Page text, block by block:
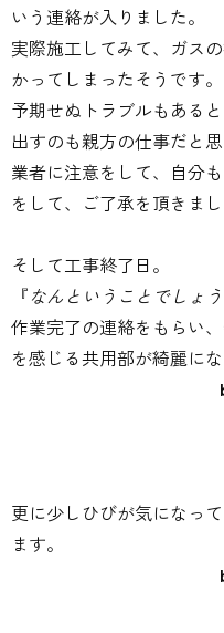
いう連絡が入りました。
実際施工してみて、ガス
かってしまったそうです。
予期せぬトラブルもある
出すのも親方の仕事だと
業者に注意をして、自分
をして、ご了承を頂きまし
そして工事終了日。
『なんということでしょ
作業完了の連絡をもらい
を感じる共用部が綺麗に
更に少しひびが気になっ
ます。